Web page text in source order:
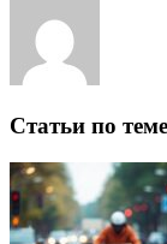
Статьи по теме